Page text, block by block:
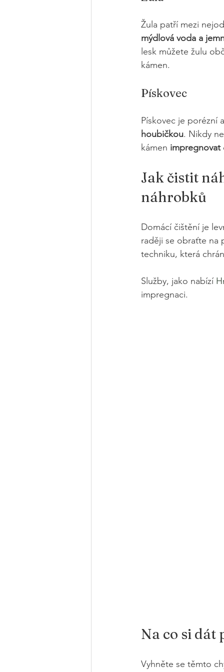
Žula patří mezi
mýdlová voda a
lesk můžete žulu
kámen.
Pískovec
Pískovec je porézní
houbičkou. Nikdy
kámen impregnovat
Jak čistit
náhrobků
Domácí čištění je
raději se obraťte na
techniku, která
Služby, jako nabízí
impregnaci.
Na co si dát
Vyhněte se těmto